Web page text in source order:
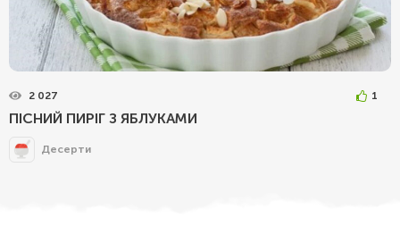
2 027 1
ПІСНИЙ ПИРІГ З ЯБЛУКАМИ
Десерти